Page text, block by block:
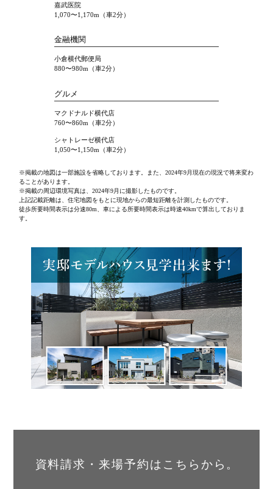
嘉武医院
1,070〜1,170m（車2分）
金融機関
小倉横代郵便局
880〜980m（車2分）
グルメ
マクドナルド横代店
760〜860m（車2分）
シャトレーゼ横代店
1,050〜1,150m（車2分）
※掲載の地図は一部施設を省略しております。また、2024年9月現在の現況で将来変わ
ることがあります。
※掲載の周辺環境写真は、2024年9月に撮影したものです。
上記記載距離は、住宅地図をもとに現地からの最短距離を計測したものです。
徒歩所要時間表示は分速80m、車による所要時間表示は時速40kmで算出しておりま
す。
資料請求・来場予約はこちらから。